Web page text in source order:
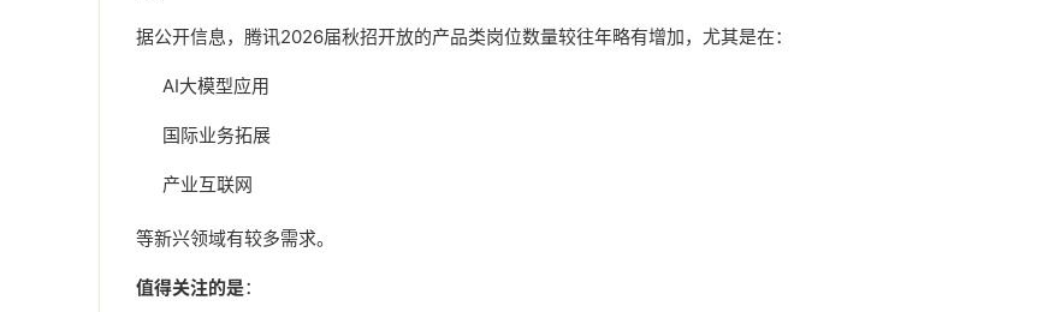
据公开信息，腾讯2026届秋招开放的产品类岗位数量较往年略有增加，尤其是在：
AI大模型应用
国际业务拓展
产业互联网
等新兴领域有较多需求。
值得关注的是：